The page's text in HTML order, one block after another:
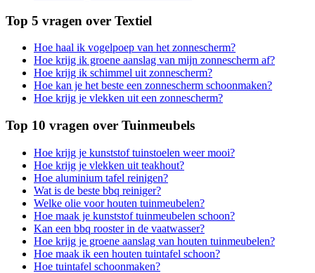
Top 5 vragen over Textiel
Hoe haal ik vogelpoep van het zonnescherm?
Hoe krijg ik groene aanslag van mijn zonnescherm af?
Hoe krijg ik schimmel uit zonnescherm?
Hoe kan je het beste een zonnescherm schoonmaken?
Hoe krijg je vlekken uit een zonnescherm?
Top 10 vragen over Tuinmeubels
Hoe krijg je kunststof tuinstoelen weer mooi?
Hoe krijg je vlekken uit teakhout?
Hoe aluminium tafel reinigen?
Wat is de beste bbq reiniger?
Welke olie voor houten tuinmeubelen?
Hoe maak je kunststof tuinmeubelen schoon?
Kan een bbq rooster in de vaatwasser?
Hoe krijg je groene aanslag van houten tuinmeubelen?
Hoe maak ik een houten tuintafel schoon?
Hoe tuintafel schoonmaken?